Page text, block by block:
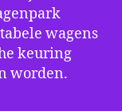
wagens
keuring
worden.